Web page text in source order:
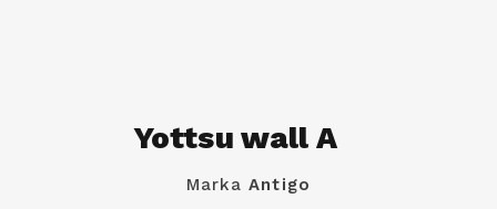
Yottsu wall A
Marka Antigo